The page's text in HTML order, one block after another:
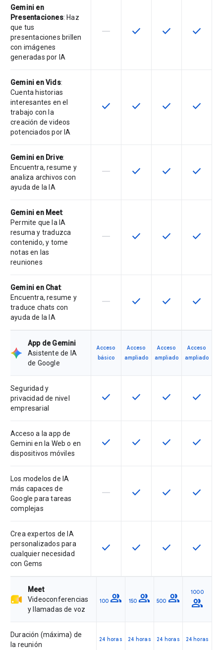
Gemini en
Presentaciones: Haz
que tus
presentaciones brillen
con imágenes
generadas por IA
Esta función no está disponible en
horizontal_rule Esta función está
check Esta función
check Esta
check
Gemini en Vids:
Cuenta historias
interesantes en el
trabajo con la
creación de videos
potenciados por IA
Esta función está disponible en
check Esta función está
check Esta función
check Esta
check
Gemini en Drive:
Encuentra, resume y
analiza archivos con
ayuda de la IA
Esta función no está disponible en
horizontal_rule Esta función está
check Esta función
check Esta
check
Gemini en Meet:
Permite que la IA
resuma y traduzca
contenido, y tome
notas en las
reuniones
Esta función no está disponible en
horizontal_rule Esta función está
check Esta función
check Esta
check
Gemini en Chat:
Encuentra, resume y
traduce chats con
ayuda de la IA
Esta función no está disponible en
horizontal_rule Esta función está
check Esta función
check Esta
check
App de Gemini
Asistente de IA
de Google
Acceso
básico
Acceso
ampliado
Acceso
ampliado
Acceso
ampliado
Seguridad y
privacidad de nivel
empresarial
Esta función está disponible en
check Esta función está
check Esta función
check Esta
check
Acceso a la app de
Gemini en la Web o en
dispositivos móviles
Esta función está disponible en
check Esta función está
check Esta función
check Esta
check
Los modelos de IA
más capaces de
Google para tareas
complejas
Esta función no está disponible en
horizontal_rule Esta función está
check Esta función
check Esta
check
Crea expertos de IA
personalizados para
cualquier necesidad
con Gems
Esta función está disponible en
check Esta función está
check Esta función
check Esta
check
Meet
Videoconferencias
y llamadas de voz
100 group 150 group 500 group 1000
group
Duración (máxima) de
la reunión
24 horas 24 horas 24 horas 24 horas